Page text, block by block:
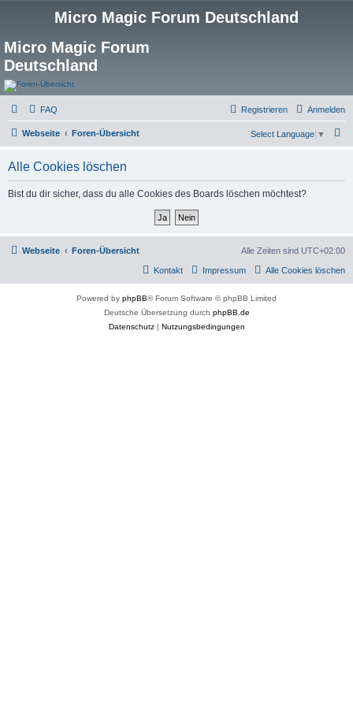
Micro Magic Forum Deutschland
Micro Magic Forum
Deutschland
FAQ Anmelden
Registrieren
Webseite Foren-Übersicht Select Language ▼
Alle Cookies löschen
Bist du dir sicher, dass du alle Cookies des Boards löschen möchtest?
Webseite Foren-Übersicht Alle Zeiten sind UTC+02:00
Alle Cookies löschen
Impressum
Kontakt
Powered by phpBB® Forum Software © phpBB Limited
Deutsche Übersetzung durch phpBB.de
Datenschutz| Nutzungsbedingungen